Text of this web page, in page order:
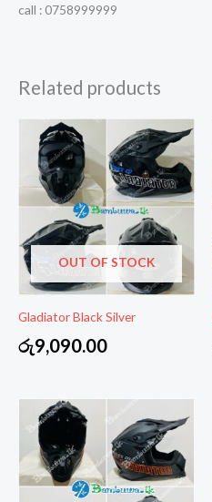
call : 0758999999
Related products
OUT OF STOCK
Gladiator Black Silver
රු9,090.00